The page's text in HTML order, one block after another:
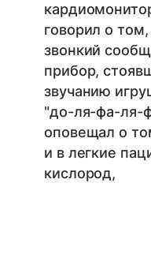
говорил о
звонкий
прибор,
звучанию
"до-ля-фа-ля-
оповещал о
и в легкие
кислород,